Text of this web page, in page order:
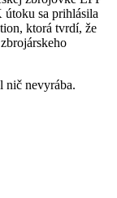
sa prihlásila
ktorá tvrdí, že
nič nevyrába.